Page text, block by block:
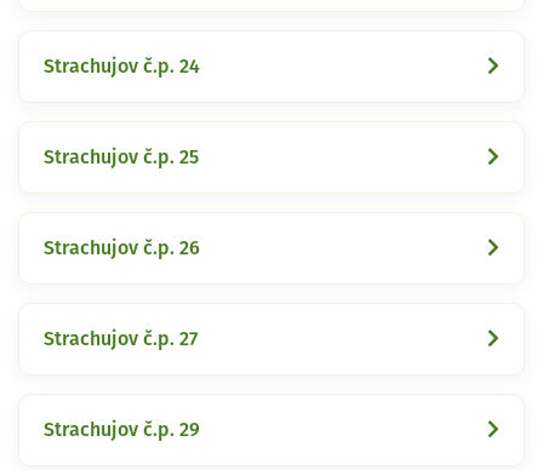
Strachujov č.p. 24
Strachujov č.p. 25
Strachujov č.p. 26
Strachujov č.p. 27
Strachujov č.p. 29